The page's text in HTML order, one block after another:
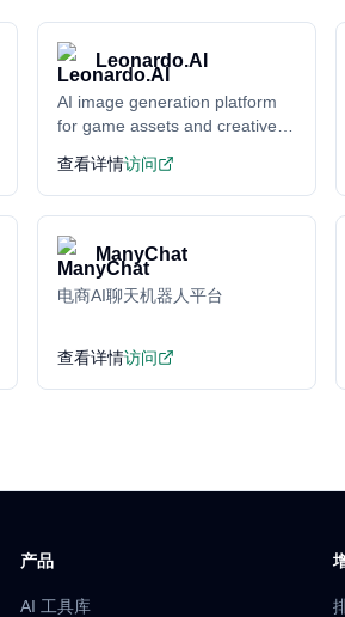
Leonardo.AI
AI image generation platform
for game assets and creative
查看详情访问
ManyChat
电商AI聊天机器人平台
查看详情访问
产品
AI 工具库